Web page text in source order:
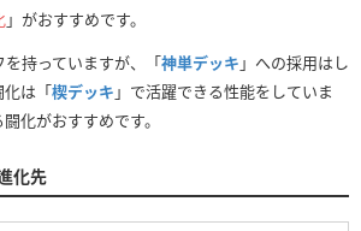
」がおすすめです。
持っていますが、「神単デッキ 」への採用はし
化は「楔デッキ 」で活躍できる性能をしていま
化がおすすめです。
化先